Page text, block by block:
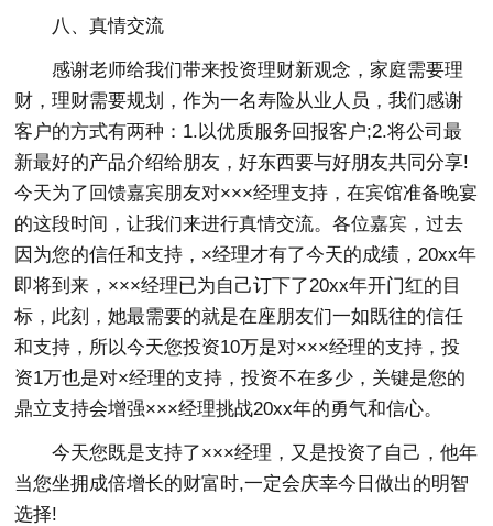
八、真情交流
感谢老师给我们带来投资理财新观念，家庭需要理
财，理财需要规划，作为一名寿险从业人员，我们感谢
客户的方式有两种：1.以优质服务回报客户;2.将公司最
新最好的产品介绍给朋友，好东西要与好朋友共同分享!
今天为了回馈嘉宾朋友对×××经理支持，在宾馆准备晚宴
的这段时间，让我们来进行真情交流。各位嘉宾，过去
因为您的信任和支持，×经理才有了今天的成绩，20xx年
即将到来，×××经理已为自己订下了20xx年开门红的目
标，此刻，她最需要的就是在座朋友们一如既往的信任
和支持，所以今天您投资10万是对×××经理的支持，投
资1万也是对×经理的支持，投资不在多少，关键是您的
鼎立支持会增强×××经理挑战20xx年的勇气和信心。
今天您既是支持了×××经理，又是投资了自己，他年
当您坐拥成倍增长的财富时,一定会庆幸今日做出的明智
选择!